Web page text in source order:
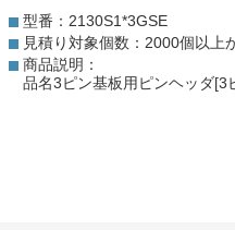
型番：2130S1*3GSE
見積り対象個数：2000個以上
商品説明：
品名3ピン基板用ピンヘッダ[3